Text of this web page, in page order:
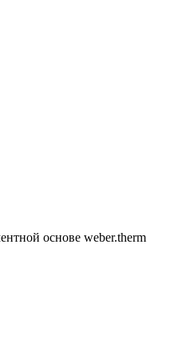
основе weber.therm